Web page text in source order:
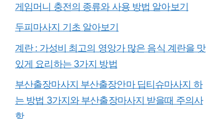
게임머니 충전의 종류와 사용 방법 알아보기
두피마사지 기초 알아보기
계란 : 가성비 최고의 영앙가 많은 음식 계란을 맛
있게 요리하는 3가지 방법
부산출장마사지 부산출장안마 딥티슈마사지 하
는 방법 3가지와 부산출장마사지 받을때 주의사
항